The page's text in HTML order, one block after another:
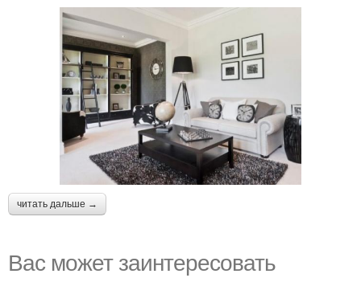
читать дальше →
Вас может заинтересовать